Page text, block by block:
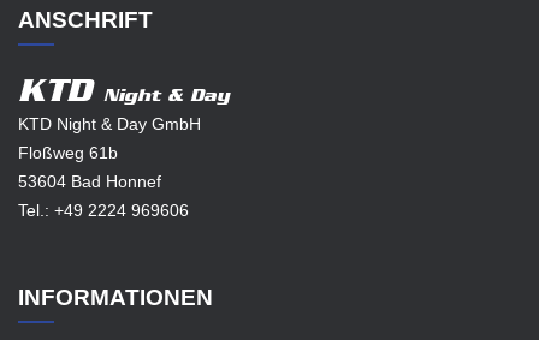
ANSCHRIFT
KTD
Night & Day
KTD Night & Day GmbH
Floßweg 61b
53604 Bad Honnef
Tel.: +49 2224 969606
INFORMATIONEN